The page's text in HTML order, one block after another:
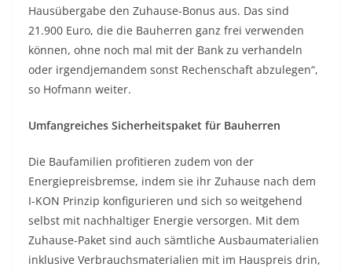
Hausübergabe den Zuhause-Bonus aus. Das sind
21.900 Euro, die die Bauherren ganz frei verwenden
können, ohne noch mal mit der Bank zu verhandeln
oder irgendjemandem sonst Rechenschaft abzulegen“,
so Hofmann weiter.
Umfangreiches Sicherheitspaket für Bauherren
Die Baufamilien profitieren zudem von der
Energiepreisbremse, indem sie ihr Zuhause nach dem
I-KON Prinzip konfigurieren und sich so weitgehend
selbst mit nachhaltiger Energie versorgen. Mit dem
Zuhause-Paket sind auch sämtliche Ausbaumaterialien
inklusive Verbrauchsmaterialien mit im Hauspreis drin,